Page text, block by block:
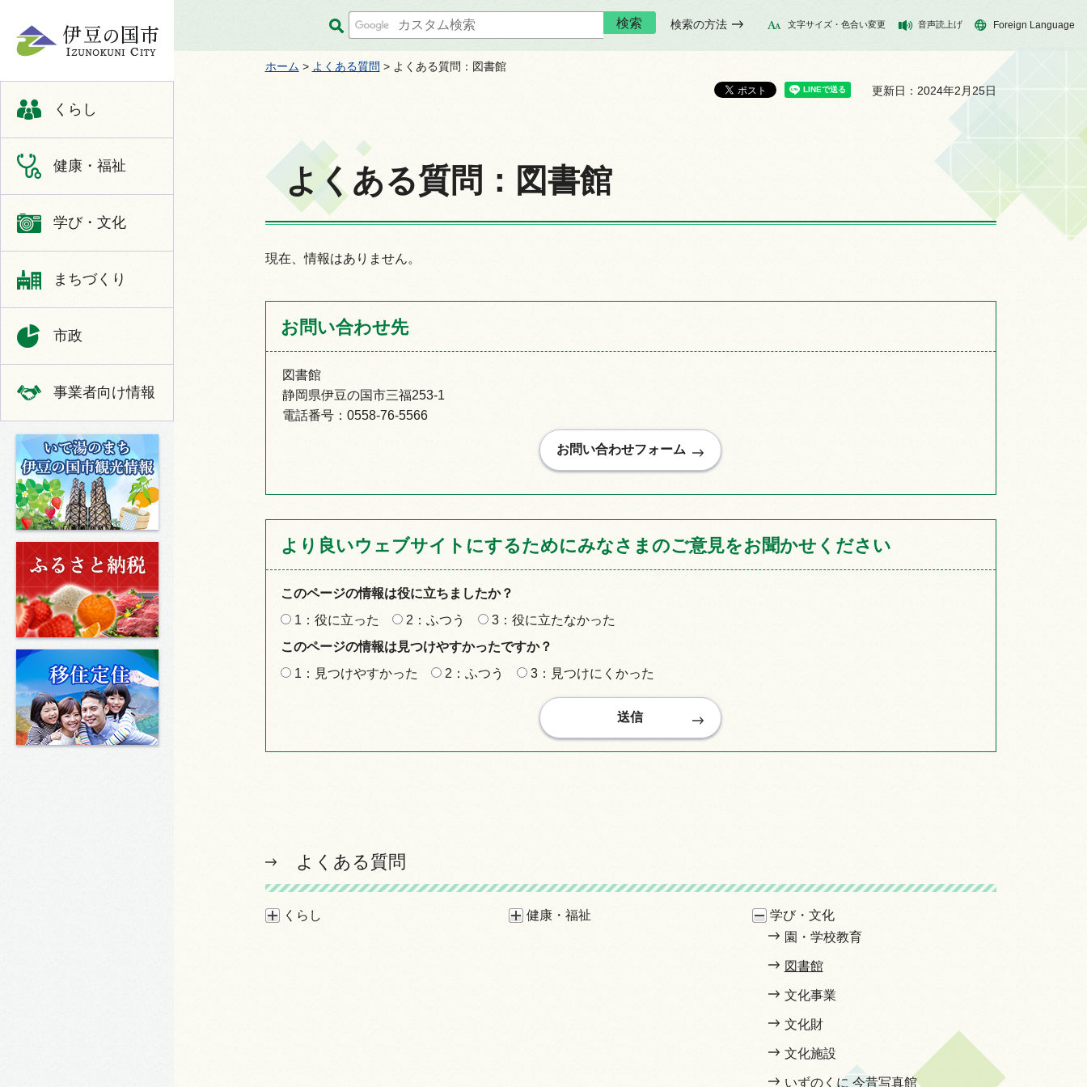
くらし
健康・福祉
学び・文化
まちづくり
市政
事業者向け情報
検索の方法 文字サイズ・色合い変更 音声読上げ Foreign Language
ホーム > よくある質問 > よくある質問：図書館
更新日：2024年2月25日
よくある質問：図書館
現在、情報はありません。
お問い合わせ先
図書館
静岡県伊豆の国市三福253-1
電話番号：0558-76-5566
より良いウェブサイトにするためにみなさまのご意見をお聞かせください
このページの情報は役に立ちましたか？
1：役に立った
2：ふつう
3：役に立たなかった
このページの情報は見つけやすかったですか？
1：見つけやすかった
2：ふつう 3：見つけにくかった
よくある質問
くらし 健康・福祉
学び・文化
園・学校教育
図書館
文化事業
文化財
文化施設
いずのくに 今昔写真館